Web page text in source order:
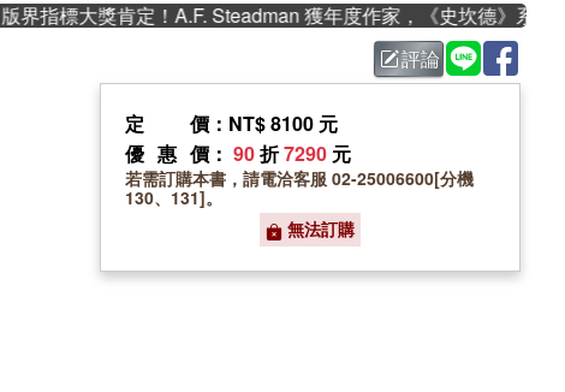
指標大獎肯定！A.F. Steadman 獲年度作家，《史坎德》系列帶你
評論
定價 ：NT$ 8100 元
優惠價 ： 90折7290 元
若需訂購本書，請電洽客服 02-25006600[分機
130、131]。
無法訂購